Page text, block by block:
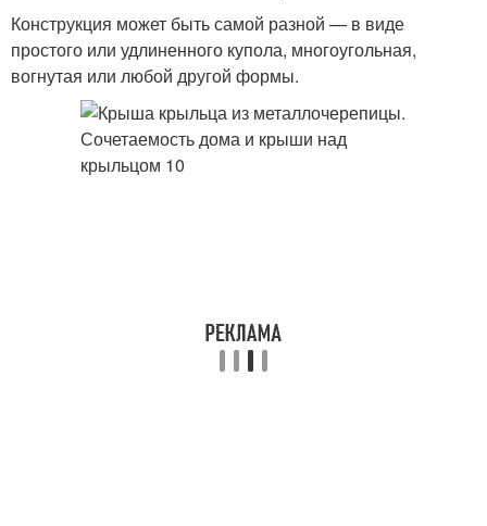
Конструкция может быть самой разной — в виде
простого или удлиненного купола, многоугольная,
вогнутая или любой другой формы.